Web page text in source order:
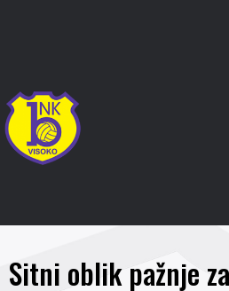
Sitni oblik pažnje